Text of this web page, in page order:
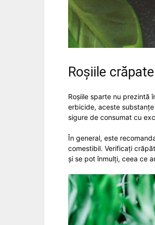
Roșiile
Roșiile sparte nu prezintă
erbicide, aceste
sigure de consumat cu
În general, este
comestibil. Verificați
și se pot înmulți, ceea ce